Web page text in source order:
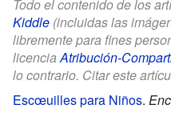
Todo el contenido de los
Kiddle (incluidas las
libremente para fines
licenciaAtribución-
lo contrario. Citar este
Escœuilles para Niños.